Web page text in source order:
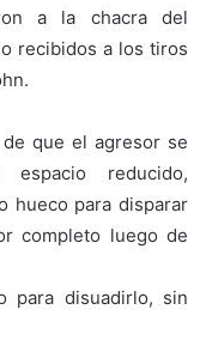
a la chacra del
recibidos a los tiros
que el agresor se
reducido,
hueco para disparar
completo luego de
para disuadirlo, sin